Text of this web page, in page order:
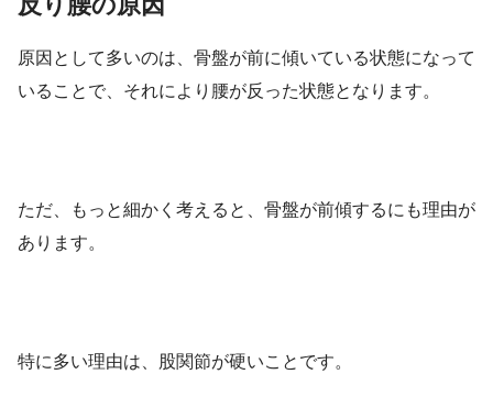
原因として多いのは、骨盤が前に傾いている状態になって
いることで、それにより腰が反った状態となります。
ただ、もっと細かく考えると、骨盤が前傾するにも理由が
あります。
特に多い理由は、股関節が硬いことです。